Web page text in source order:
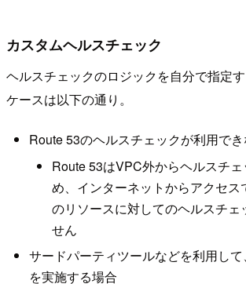
カスタムヘルスチェック
ヘルスチェックのロジックを自分で指定
ケースは以下の通り。
Route 53のヘルスチェックが利用で
Route 53はVPC外からヘルスチ
め、インターネットからアクセス
のリソースに対してのヘルスチェ
せん
サードパーティツールなどを利用し
を実施する場合